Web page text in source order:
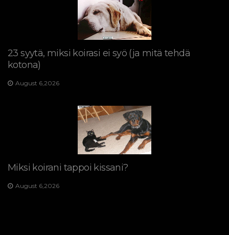
23 syytä, miksi koirasi ei syö (ja mitä tehdä
kotona)
August 6,2026
Miksi koirani tappoi kissani?
August 6,2026